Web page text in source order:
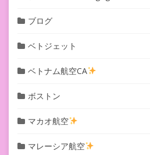
ブログ
ベトジェット
ベトナム航空CA
ボストン
マカオ航空
マレーシア航空